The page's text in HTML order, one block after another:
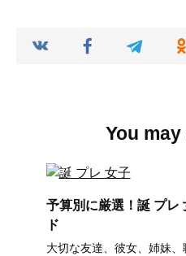
You
予算別に厳選！誕 プレ
ド
大切な友達、彼女、姉妹